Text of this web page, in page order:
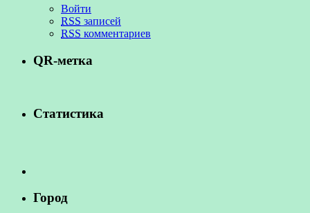
Войти
RSS записей
RSS комментариев
QR-метка
Статистика
Город